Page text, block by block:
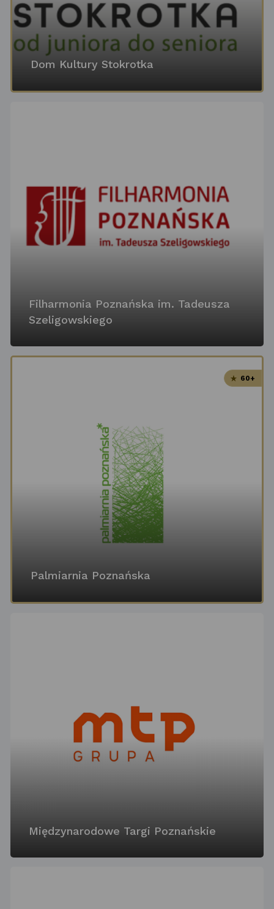
Dom Kultury Stokrotka
Filharmonia Poznańska im. Tadeusza
Szeligowskiego
60+
Palmiarnia Poznańska
Międzynarodowe Targi Poznańskie